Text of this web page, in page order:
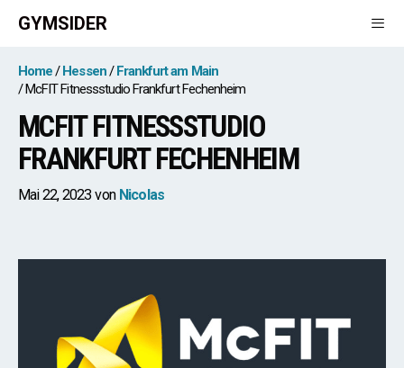
Zum
Inhalt
springen
GYMSIDER
Home Hessen
Frankfurt am Main
McFIT Fitnessstudio Frankfurt Fechenheim
MCFIT FITNESSSTUDIO
FRANKFURT FECHENHEIM
Mai 22, 2023 von Nicolas